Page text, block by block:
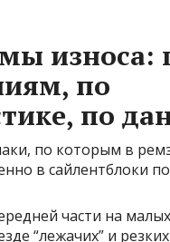
износа:
по
по
по которым в
в сайлентблоки
части на
“лежачих” и